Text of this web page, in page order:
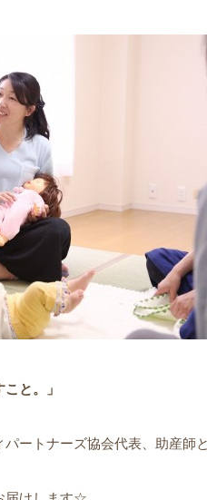
と。」
ートナーズ協会代表、助産師